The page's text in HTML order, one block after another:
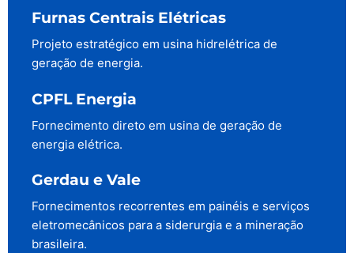
Furnas Centrais Elétricas
Projeto estratégico em usina hidrelétrica de
geração de energia.
CPFL Energia
Fornecimento direto em usina de geração de
energia elétrica.
Gerdau e Vale
Fornecimentos recorrentes em painéis e serviços
eletromecânicos para a siderurgia e a mineração
brasileira.